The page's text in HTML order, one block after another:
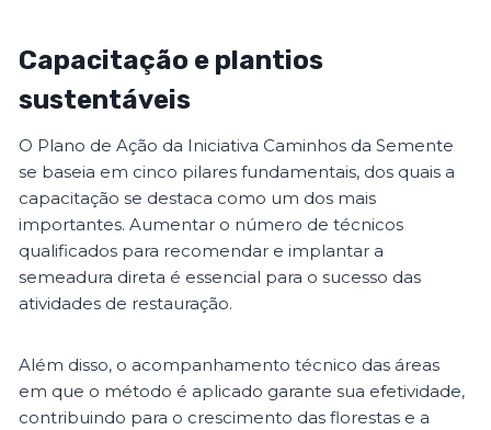
Capacitação e plantios
sustentáveis
O Plano de Ação da Iniciativa Caminhos da Semente
se baseia em cinco pilares fundamentais, dos quais a
capacitação se destaca como um dos mais
importantes. Aumentar o número de técnicos
qualificados para recomendar e implantar a
semeadura direta é essencial para o sucesso das
atividades de restauração.
Além disso, o acompanhamento técnico das áreas
em que o método é aplicado garante sua efetividade,
contribuindo para o crescimento das florestas e a